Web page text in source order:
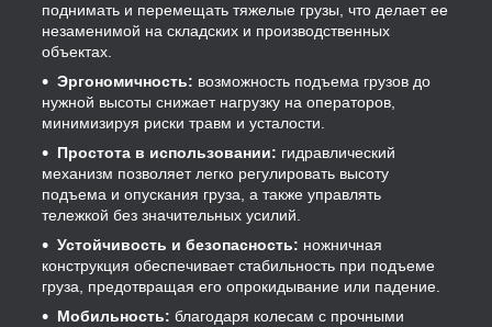
поднимать и перемещать тяжелые грузы, что делает ее
незаменимой на складских и производственных
объектах.
Эргономичность: возможность подъема грузов до
нужной высоты снижает нагрузку на операторов,
минимизируя риски травм и усталости.
Простота в использовании: гидравлический
механизм позволяет легко регулировать высоту
подъема и опускания груза, а также управлять
тележкой без значительных усилий.
Устойчивость и безопасность: ножничная
конструкция обеспечивает стабильность при подъеме
груза, предотвращая его опрокидывание или падение.
Мобильность: благодаря колесам с прочными